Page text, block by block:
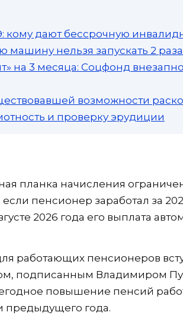
дают бессрочную
машину нельзя запускать 2
на 3 месяца: Соцфонд
возможности
и проверку эрудиции
планка начисления
пенсионер заработал за
2026 года его выплата
работающих пенсионеров
подписанным Владимиром
повышение пенсий
предыдущего года.